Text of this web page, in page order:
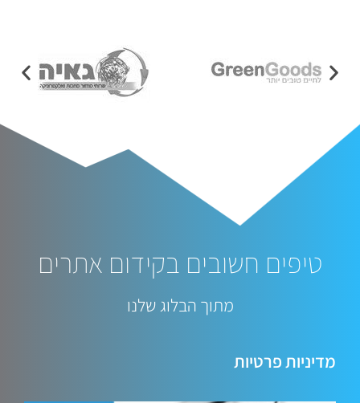
טיפים חשובים בקידום אתרים
מתוך הבלוג שלנו
מדיניות פרטיות